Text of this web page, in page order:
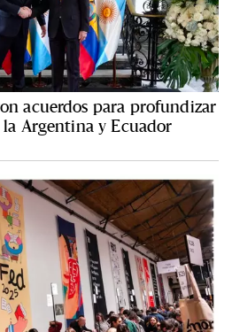
acuerdos para profundizar
Argentina y Ecuador